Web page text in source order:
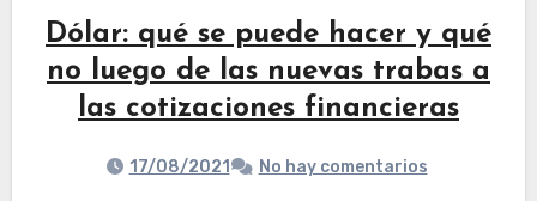
Dólar: qué se puede hacer y qué
no luego de las nuevas trabas a
las cotizaciones financieras
17/08/2021 No hay comentarios